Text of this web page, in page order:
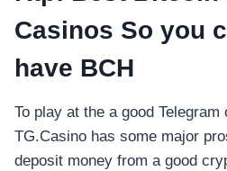
Casinos So you
have BCH
To play at the a good
TG.Casino has some major
deposit money from a good